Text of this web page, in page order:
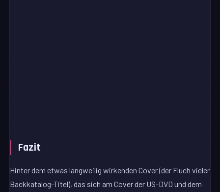
Fazit
Hinter dem etwas langweilig wirkenden Cover (der Fluch vieler
Backkatalog-Titel), das sich am Cover der US-DVD und dem